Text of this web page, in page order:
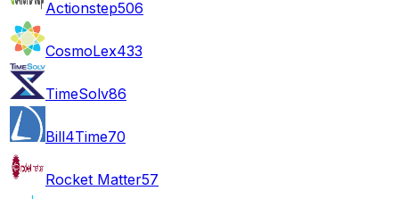
Actionstep506
CosmoLex433
TimeSolv86
Bill4Time70
Rocket Matter57